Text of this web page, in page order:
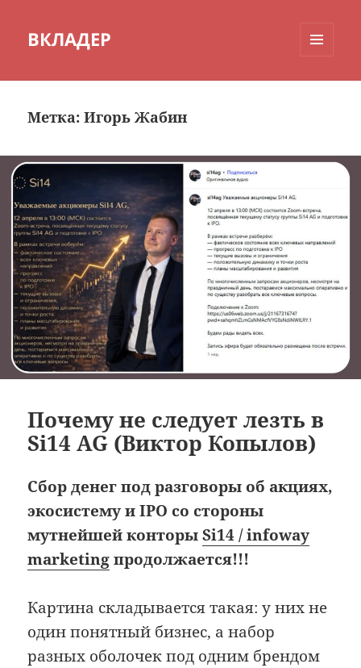
ВКЛАДЕР
Метка:Игорь Жабин
Почему не следует лезть в
Si14 AG (Виктор Копылов)
Сбор денег под разговоры об акциях,
экосистему и IPO со стороны
мутнейшей конторыSi14 / infoway
marketingпродолжается!!!
Картина складывается такая: у них не
один понятный бизнес, а набор
разных оболочек под одним брендом